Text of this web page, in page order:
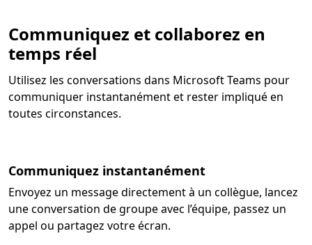
Communiquez et collaborez en
temps réel
Utilisez les conversations dans Microsoft Teams pour
communiquer instantanément et rester impliqué en
toutes circonstances.
Communiquez instantanément
Envoyez un message directement à un collègue, lancez
une conversation de groupe avec l’équipe, passez un
appel ou partagez votre écran.